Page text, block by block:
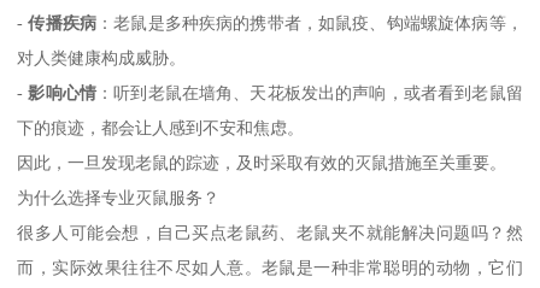
-传播疾病 ：老鼠是多种疾病的携带者，如鼠疫、钩端螺旋体病等，
对人类健康构成威胁。
-影响心情 ：听到老鼠在墙角、天花板发出的声响，或者看到老鼠留
下的痕迹，都会让人感到不安和焦虑。
因此，一旦发现老鼠的踪迹，及时采取有效的灭鼠措施至关重要。
为什么选择专业灭鼠服务？
很多人可能会想，自己买点老鼠药、老鼠夹不就能解决问题吗？然
而，实际效果往往不尽如人意。老鼠是一种非常聪明的动物，它们